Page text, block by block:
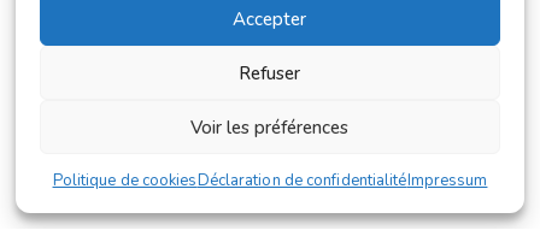
Accepter
Refuser
Voir les préférences
Politique de cookiesDéclaration de confidentialitéImpressum
© 2025 Cellura. Tous droits réservés.
Conditions générales